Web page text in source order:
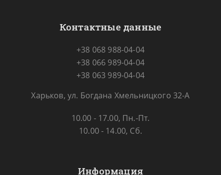
Контактные данные
+38 068 988-04-04
+38 066 989-04-04
+38 063 989-04-04
Харьков, ул. Богдана Хмельницкого 32-А
10.00 - 17.00, Пн.-Пт.
10.00 - 14.00, Сб.
Информация